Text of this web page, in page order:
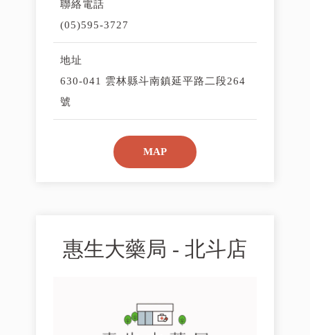
聯絡電話
(05)595-3727
地址
630-041 雲林縣斗南鎮延平路二段264
號
MAP
惠生大藥局 - 北斗店